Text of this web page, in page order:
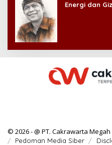
Energi dan
© 2026 - @ PT. Cakrawarta
Pedoman Media Siber